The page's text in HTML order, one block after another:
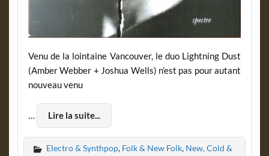
Venu de la lointaine Vancouver, le duo Lightning Dust
(Amber Webber + Joshua Wells) n’est pas pour autant
nouveau venu
… Lire la suite...
Electro & Synthpop, Folk & New Folk, New, Cold &